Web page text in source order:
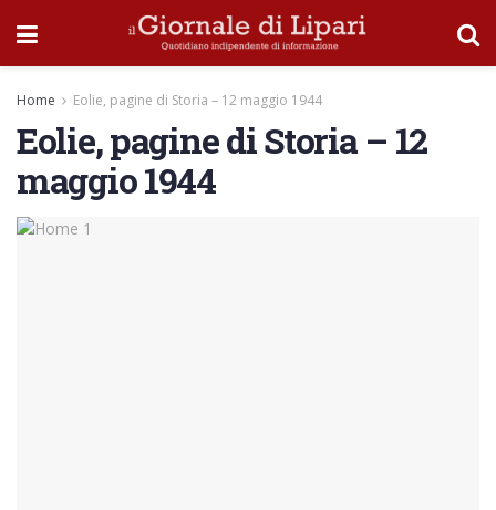
Home Eolie, pagine di Storia – 12 maggio 1944
Eolie, pagine di Storia – 12
maggio 1944